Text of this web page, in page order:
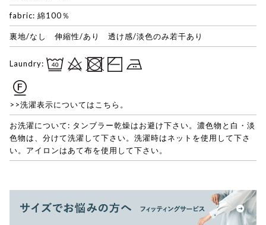
fabric: 綿100％
裏地/なし 伸縮性/あり 透け感/淡色のみ若干あり
Laundry:
>>洗濯表示についてはこちら。
お洗濯について: タンブラー乾燥はお避け下さい。濃色物と白・淡
色物は、分けて洗濯して下さい。洗濯時はネットを使用して下さ
い。アイロンはあて布を使用して下さい。